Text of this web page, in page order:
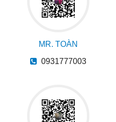
MR. TOÀN
0931777003